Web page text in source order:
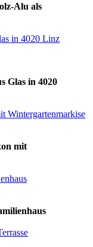
Alu als
Glas in 4020
mit